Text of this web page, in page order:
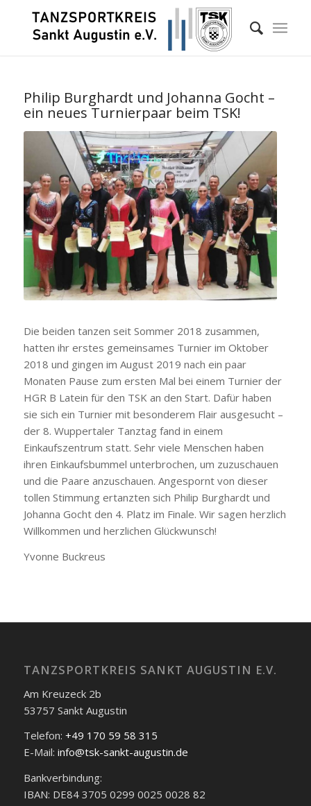
Philip Burghardt und Johanna Gocht –
ein neues Turnierpaar beim TSK!
Die beiden tanzen seit Sommer 2018 zusammen,
hatten ihr erstes gemeinsames Turnier im Oktober
2018 und gingen im August 2019 nach ein paar
Monaten Pause zum ersten Mal bei einem Turnier der
HGR B Latein für den TSK an den Start. Dafür haben
sie sich ein Turnier mit besonderem Flair ausgesucht –
der 8. Wuppertaler Tanztag fand in einem
Einkaufszentrum statt. Sehr viele Menschen haben
ihren Einkaufsbummel unterbrochen, um zuzuschauen
und die Paare anzuschauen. Angespornt von dieser
tollen Stimmung ertanzten sich Philip Burghardt und
Johanna Gocht den 4. Platz im Finale. Wir sagen herzlich
Willkommen und herzlichen Glückwunsch!
Yvonne Buckreus
TANZSPORTKREIS SANKT AUGUSTIN E.V.
Am Kreuzeck 2b
53757 Sankt Augustin
Telefon: +49 170 59 58 315
E-Mail: info@tsk-sankt-augustin.de
Bankverbindung:
IBAN: DE84 3705 0299 0025 0028 82